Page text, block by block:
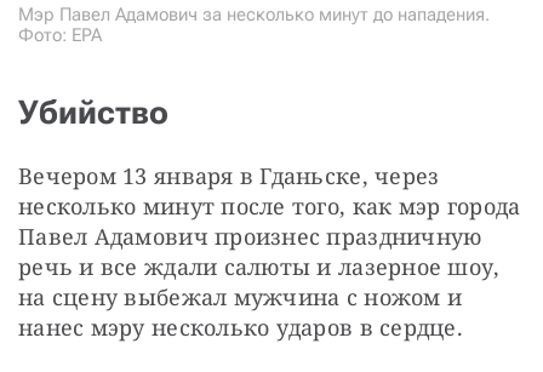
Мэр Павел Адамович за несколько минут до нападения.
Фото: EPA
Убийство
Вечером 13 января в Гданьске, через
несколько минут после того, как мэр города
Павел Адамович произнес праздничную
речь и все ждали салюты и лазерное шоу,
на сцену выбежал мужчина с ножом и
нанес мэру несколько ударов в сердце.